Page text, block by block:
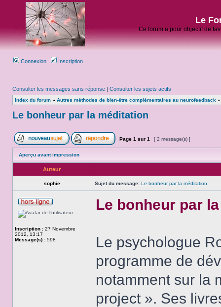
Le
Ce forum a pour objectif de
Connexion Inscription
Consulter les messages sans réponse | Consulter les sujets actifs
Index du forum » Autres méthodes de bien-être complémentaires au neurofeedback
Le bonheur par la méditation
Page 1 sur 1 [ 2 message(s) ]
Aperçu avant impression
Auteur
sophie Sujet du message: Le bonheur par la méditation
Inscription : 27 Novembre
2012, 13:17
Message(s) : 598
Le bonheur par
Le psychologue
programme de
notamment sur la
project ». Ses